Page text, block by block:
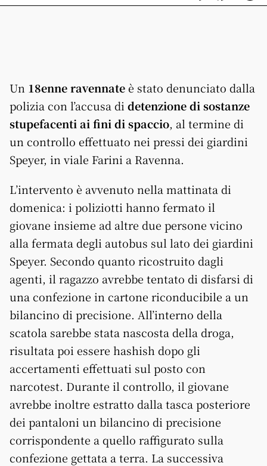
Un 18enne ravennateè stato denunciato dalla
polizia con l’accusa di detenzione di sostanze
stupefacenti ai fini di spaccio, al termine di
un controllo effettuato nei pressi dei giardini
Speyer, in viale Farini a Ravenna.
L’intervento è avvenuto nella mattinata di
domenica: i poliziotti hanno fermato il
giovane insieme ad altre due persone vicino
alla fermata degli autobus sul lato dei giardini
Speyer. Secondo quanto ricostruito dagli
agenti, il ragazzo avrebbe tentato di disfarsi di
una confezione in cartone riconducibile a un
bilancino di precisione. All’interno della
scatola sarebbe stata nascosta della droga,
risultata poi essere hashish dopo gli
accertamenti effettuati sul posto con
narcotest. Durante il controllo, il giovane
avrebbe inoltre estratto dalla tasca posteriore
dei pantaloni un bilancino di precisione
corrispondente a quello raffigurato sulla
confezione gettata a terra. La successiva